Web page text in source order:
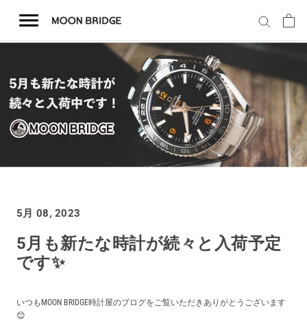
テ
ス
ホーム
商品一覧
店舗案内
買取価格例一覧
5月 08, 2023
5月も新たな時計が続々と入荷予定
です✨
いつもMOON BRIDGE時計屋のブログをご覧いただきありがとうございます
😊